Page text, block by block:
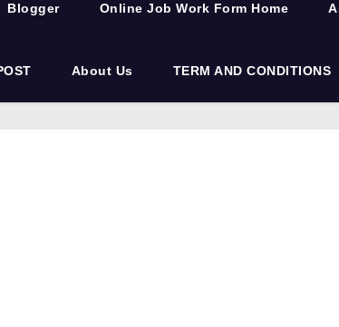
Blogger Online Job Work Form Home
About Us TERM AND CONDITIONS